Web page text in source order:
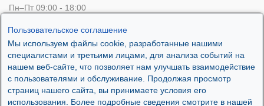
Пользовательское соглашение
Мы используем файлы cookie, разработанные нашими
специалистами и третьими лицами, для анализа событий на
нашем веб-сайте, что позволяет нам улучшать взаимодействие
с пользователями и обслуживание. Продолжая просмотр
страниц нашего сайта, вы принимаете условия его
использования. Более подробные сведения смотрите в нашей
Пн–Пт 09:00 - 18:00
Вс - выходной